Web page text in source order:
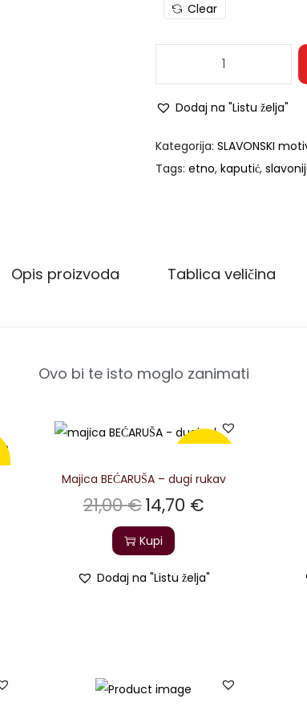
Clear
Dodaj na "Listu želja"
Kategorija:SLAVONSKI
Tags:etno,kaputić,
Opis proizvoda Tablica veličina
Ovo bi te isto moglo zanimati
Majica BEĆARUŠA – dugi rukav
21,00€14,70 €
Kupi
Dodaj na "Listu želja"